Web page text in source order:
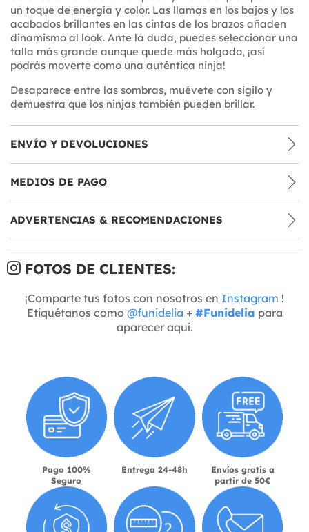
un toque de energía y color. Las llamas en los bajos y los
acabados brillantes en las cintas de los brazos añaden
dinamismo al look. Ante la duda, puedes seleccionar una
talla más grande aunque quede más holgado, ¡así
podrás moverte como una auténtica ninja!
Desaparece entre las sombras, muévete con sigilo y
demuestra que los ninjas también pueden brillar.
ENVÍO Y DEVOLUCIONES
MEDIOS DE PAGO
ADVERTENCIAS & RECOMENDACIONES
FOTOS DE CLIENTES:
¡Comparte tus fotos con nosotros en Instagram !
Etiquétanos como @funidelia + #Funidelia para
aparecer aquí.
Pago 100%
Seguro
Entrega 24-48h
Envíos gratis a
partir de 50€